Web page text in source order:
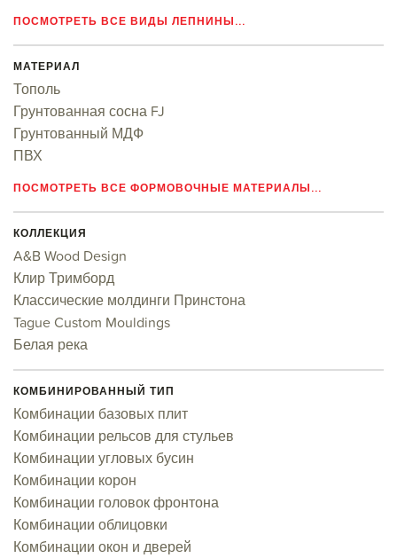
ПОСМОТРЕТЬ ВСЕ ВИДЫ ЛЕПНИНЫ...
МАТЕРИАЛ
Тополь
Грунтованная сосна FJ
Грунтованный МДФ
ПВХ
ПОСМОТРЕТЬ ВСЕ ФОРМОВОЧНЫЕ МАТЕРИАЛЫ...
КОЛЛЕКЦИЯ
A&B Wood Design
Клир Тримборд
Классические молдинги Принстона
Tague Custom Mouldings
Белая река
КОМБИНИРОВАННЫЙ ТИП
Комбинации базовых плит
Комбинации рельсов для стульев
Комбинации угловых бусин
Комбинации корон
Комбинации головок фронтона
Комбинации облицовки
Комбинации окон и дверей